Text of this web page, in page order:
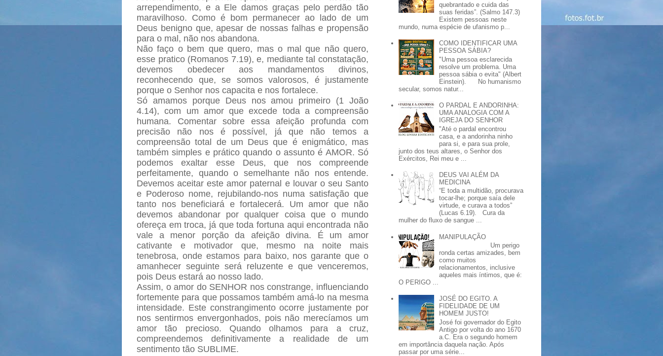
arrependimento, e a Ele damos graças pelo perdão tão
maravilhoso. Como é bom permanecer ao lado de um
Deus benigno que, apesar de nossas falhas e propensão
para o mal, não nos abandona.
Não faço o bem que quero, mas o mal que não quero,
esse pratico (Romanos 7.19), e, mediante tal constatação,
devemos obedecer aos mandamentos divinos,
reconhecendo que, se somos valorosos, é justamente
porque o Senhor nos capacita e nos fortalece.
Só amamos porque Deus nos amou primeiro (1 João
4.14), com um amor que excede toda a compreensão
humana. Comentar sobre essa afeição profunda com
precisão não nos é possível, já que não temos a
compreensão total de um Deus que é enigmático, mas
também simples e prático quando o assunto é AMOR. Só
podemos exaltar esse Deus, que nos compreende
perfeitamente, quando o semelhante não nos entende.
Devemos aceitar este amor paternal e louvar o seu Santo
e Poderoso nome, rejubilando-nos numa satisfação que
tanto nos beneficiará e fortalecerá. Um amor que não
devemos abandonar por qualquer coisa que o mundo
ofereça em troca, já que toda fortuna aqui encontrada não
vale a menor porção da afeição divina. É um amor
cativante e motivador que, mesmo na noite mais
tenebrosa, onde estamos para baixo, nos garante que o
amanhecer seguinte será reluzente e que venceremos,
pois Deus estará ao nosso lado.
Assim, o amor do SENHOR nos constrange, influenciando
fortemente para que possamos também amá-lo na mesma
intensidade. Este constrangimento ocorre justamente por
nos sentirmos envergonhados, pois não merecíamos um
amor tão precioso. Quando olhamos para a cruz,
compreendemos definitivamente a realidade de um
sentimento tão SUBLIME.
quebrantado e cuida das
suas feridas”. (Salmo 147.3)
Existem pessoas neste
mundo, numa espécie de ufanismo p...
COMO IDENTIFICAR UMA
PESSOA SÁBIA?
"Uma pessoa esclarecida
resolve um problema. Uma
pessoa sábia o evita" (Albert
Einstein). No humanismo
secular, somos natur...
O PARDAL E ANDORINHA:
UMA ANALOGIA COM A
IGREJA DO SENHOR
"Até o pardal encontrou
casa, e a andorinha ninho
para si, e para sua prole,
junto dos teus altares, o Senhor dos
Exércitos, Rei meu e ...
DEUS VAI ALÉM DA
MEDICINA
“E toda a multidão, procurava
tocar-lhe; porque saía dele
virtude, e curava a todos”
(Lucas 6.19). Cura da
mulher do fluxo de sangue ...
MANIPULAÇÃO
Um perigo
ronda certas amizades, bem
como muitos
relacionamentos, inclusive
aqueles mais íntimos, que é:
O PERIGO ...
JOSÉ DO EGITO. A
FIDELIDADE DE UM
HOMEM JUSTO!
José foi governador do Egito
Antigo por volta do ano 1670
a.C. Era o segundo homem
em importância daquela nação. Após
passar por uma série...